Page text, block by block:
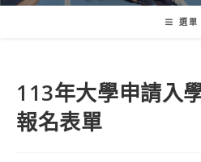
選單
113年大學申請入
報名表單